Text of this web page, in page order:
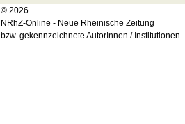
© 2026
NRhZ-Online - Neue Rheinische Zeitung
bzw. gekennzeichnete AutorInnen / Institutionen